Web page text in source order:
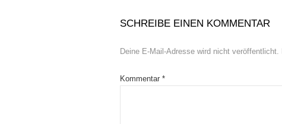
SCHREIBE EINEN KOMMENTAR
Deine E-Mail-Adresse wird nicht veröffentlicht.
Kommentar *